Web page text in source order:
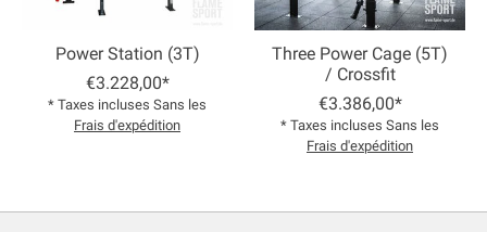
Power Station (3T)
€3.228,00*
* Taxes incluses Sans les
Frais d'expédition
Three Power Cage (5T)
/ Crossfit
€3.386,00*
* Taxes incluses Sans les
Frais d'expédition